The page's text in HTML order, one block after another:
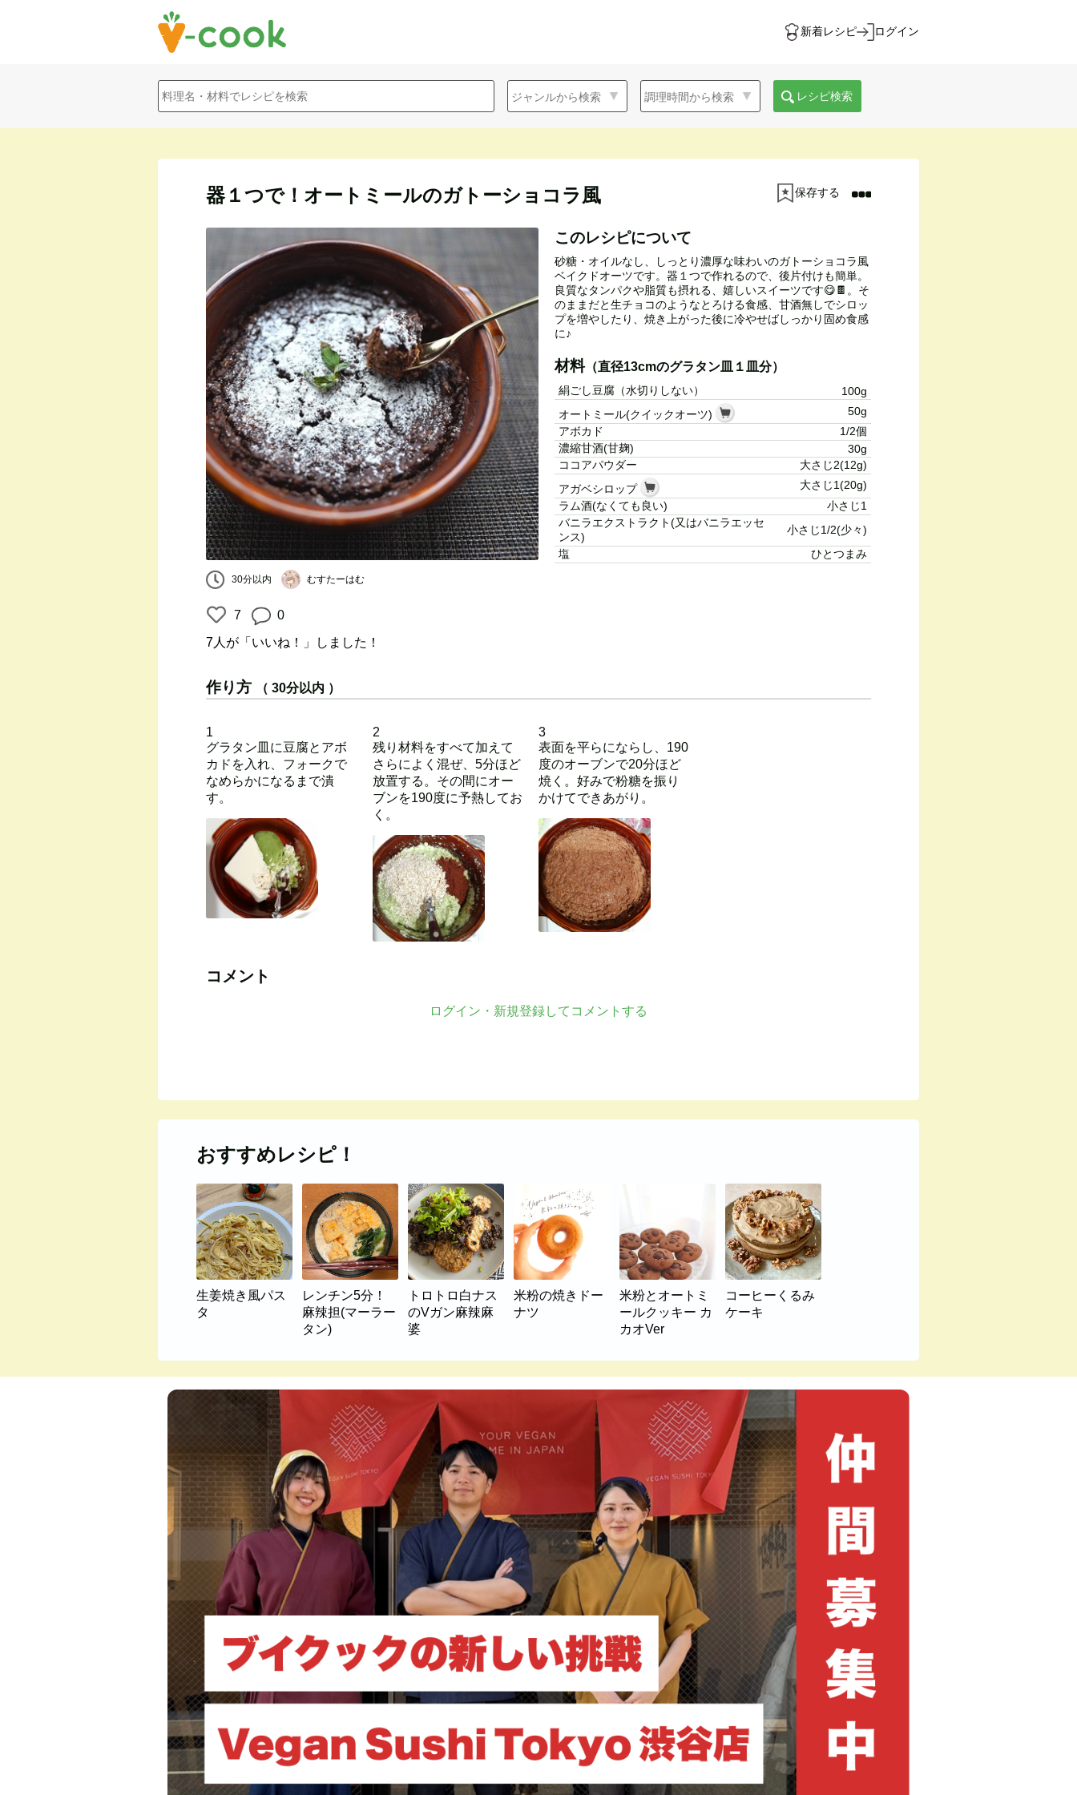
新着レシピ ログイン
レシピ検索
器１つで！オートミールのガトーショコラ風 保存する
30分以内 むすたーはむ
7 0
7人 が「いいね！」しました！
このレシピについて
砂糖・オイルなし、しっとり濃厚な味わいのガトーショコラ風
ベイクドオーツです。器１つで作れるので、後片付けも簡単。
良質なタンパクや脂質も摂れる、嬉しいスイーツです😋🍫。そ
のままだと生チョコのようなとろける食感、甘酒無しでシロッ
プを増やしたり、焼き上がった後に冷やせばしっかり固め食感
に♪
材料（直径13cmのグラタン皿１皿分）
絹ごし豆腐（水切りしない）
100g
オートミール(クイックオーツ)
50g
アボカド
1/2個
濃縮甘酒(甘麹)
30g
ココアパウダー
大さじ2(12g)
アガベシロップ
大さじ1(20g)
ラム酒(なくても良い)
小さじ1
バニラエクストラクト(又はバニラエッセ
ンス)
小さじ1/2(少々)
塩
ひとつまみ
作り方 （ 30分以内 ）
1
グラタン皿に豆腐とアボ
カドを入れ、フォークで
なめらかになるまで潰
す。
2
残り材料をすべて加えて
さらによく混ぜ、5分ほど
放置する。その間にオー
ブンを190度に予熱してお
く。
3
表面を平らにならし、190
度のオーブンで20分ほど
焼く。好みで粉糖を振り
かけてできあがり。
コメント
ログイン・新規登録してコメントする
おすすめレシピ！
生姜焼き風パス
タ
レンチン5分！
麻辣担(マーラー
タン)
トロトロ白ナス
のVガン麻辣麻
婆
米粉の焼きドー
ナツ
米粉とオートミ
ールクッキー カ
カオVer
コーヒーくるみ
ケーキ